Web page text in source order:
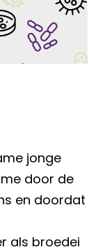
jonge
door de
en doordat
als broedei